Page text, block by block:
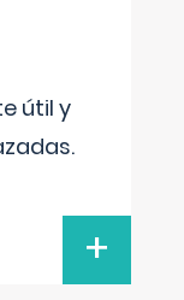
útil y
+